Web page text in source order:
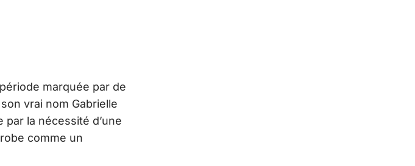
marquée par de
vrai nom Gabrielle
la nécessité d’une
comme un